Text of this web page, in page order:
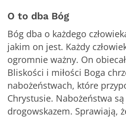
O to dba Bóg
Bóg dba o każdego
jakim on jest. Każdy
ogromnie ważny. On
Bliskości i miłości Boga
nabożeństwach, które
Chrystusie. Nabożeństwa
drogowskazem. Sprawiają,